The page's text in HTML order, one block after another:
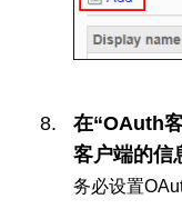
在“OAuth
客户端的信
务必设置